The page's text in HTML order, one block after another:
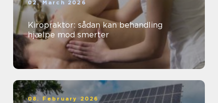
02. March 2026
Kiropraktor: sådan kan behandling
hjælpe mod smerter
08. February 2026